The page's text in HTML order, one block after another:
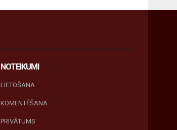
NOTEIKUMI
LIETOŠANA
KOMENTĒŠANA
PRIVĀTUMS